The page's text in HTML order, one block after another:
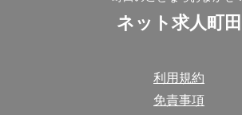
ネット求人町田
利用規約
免責事項